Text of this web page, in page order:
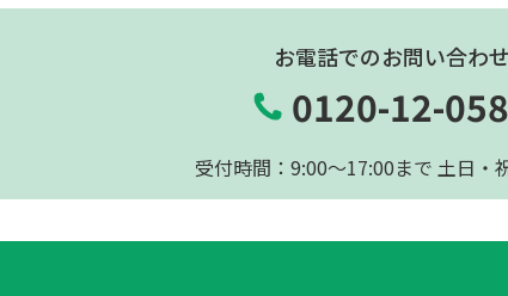
お電話でのお問い合わせ
0120-12-
受付時間：9:00〜17:00まで 土日・